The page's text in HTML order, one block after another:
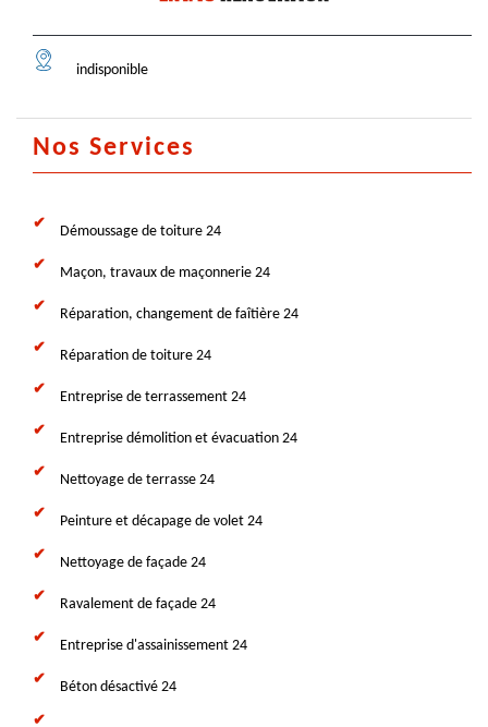
indisponible
Nos Services
Démoussage de toiture 24
Maçon, travaux de maçonnerie 24
Réparation, changement de faîtière 24
Réparation de toiture 24
Entreprise de terrassement 24
Entreprise démolition et évacuation 24
Nettoyage de terrasse 24
Peinture et décapage de volet 24
Nettoyage de façade 24
Ravalement de façade 24
Entreprise d'assainissement 24
Béton désactivé 24